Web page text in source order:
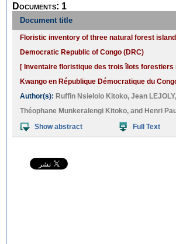
Documents: 1
Document title
Floristic inventory of three natural forest
Democratic Republic of Congo (DRC)
[ Inventaire floristique des trois îlots
Kwango en République Démocratique du
Author(s): Ruffin Nsielolo Kitoko, Jean LEJOLY,
Théophane Munkeralengi Kitoko, and Henri
Show abstract
Full Text